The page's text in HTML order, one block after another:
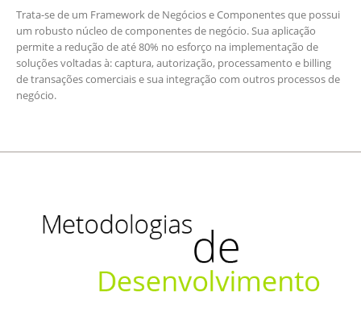
Trata-se de um Framework de Negócios e Componentes que possui
um robusto núcleo de componentes de negócio. Sua aplicação
permite a redução de até 80% no esforço na implementação de
soluções voltadas à: captura, autorização, processamento e billing
de transações comerciais e sua integração com outros processos de
negócio.